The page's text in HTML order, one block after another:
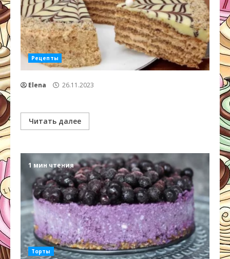
Рецепты
Elena 26.11.2023
Читать далее
1 мин чтения
Торты